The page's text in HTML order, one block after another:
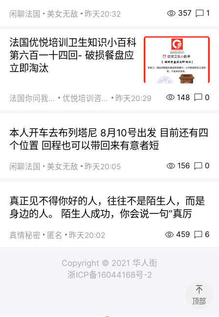
闲聊法国 美女无敌 昨天20:32 357 1
法国优悦培训卫生知识小百科
第六百一十四回- 破损餐盘应
立即淘汰
法国你问我答 优悦培训咨询 昨天20:29 148 0
本人开车去布列塔尼 8月10号出发 目前还有四
个位置 回程也可以带回来有意者短
闲聊法国 美女无敌 昨天20:05 156 0
真正见不得你好的人，往往不是陌生人，而是
身边的人。 陌生人成功，你会说一句“真厉
真情秘密 匿名 昨天20:02 459 6
Copyright © 2021 华人街
浙ICP备16044168号-2
顶部